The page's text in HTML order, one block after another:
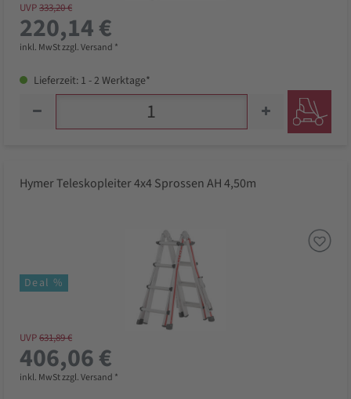
UVP333,20 €
220,14 €
inkl. MwSt zzgl. Versand *
Lieferzeit: 1 - 2 Werktage*
Hymer Teleskopleiter 4x4 Sprossen AH 4,50m
Deal %
UVP631,89 €
406,06 €
inkl. MwSt zzgl. Versand *